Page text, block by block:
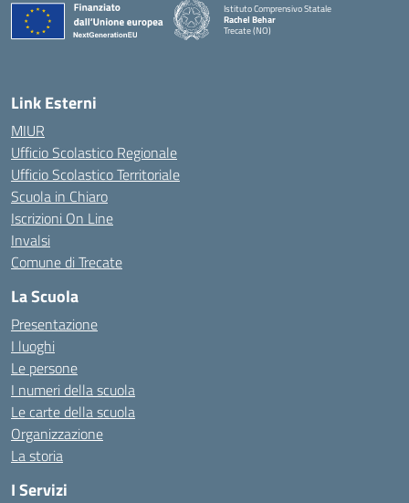
Istituto Comprensivo Statale
Rachel Behar
Trecate (NO)
Link Esterni
MIUR
Ufficio Scolastico Regionale
Ufficio Scolastico Territoriale
Scuola in Chiaro
Iscrizioni On Line
Invalsi
Comune di Trecate
La Scuola
Presentazione
I luoghi
Le persone
I numeri della scuola
Le carte della scuola
Organizzazione
La storia
I Servizi